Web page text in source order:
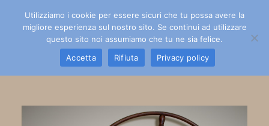
Utilizziamo i cookie per essere sicuri che tu possa avere la
migliore esperienza sul nostro sito. Se continui ad utilizzare
questo sito noi assumiamo che tu ne sia felice.
Accetta
Rifiuta Privacy policy